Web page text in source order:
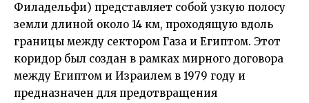
Филадельфи) представляет собой узкую полосу
земли длиной около 14 км, проходящую вдоль
границы между сектором Газа и Египтом. Этот
коридор был создан в рамках мирного договора
между Египтом и Израилем в 1979 году и
предназначен для предотвращения